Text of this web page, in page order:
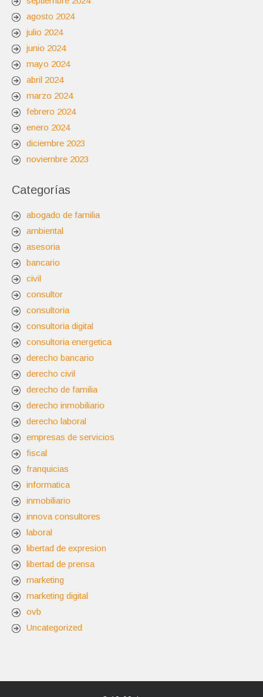
agosto 2024
julio 2024
junio 2024
mayo 2024
abril 2024
marzo 2024
febrero 2024
enero 2024
diciembre 2023
noviembre 2023
Categorías
abogado de familia
ambiental
asesoria
bancario
civil
consultor
consultoria
consultoria digital
consultoria energetica
derecho bancario
derecho civil
derecho de familia
derecho inmobiliario
derecho laboral
empresas de servicios
fiscal
franquicias
informatica
inmobiliario
innova consultores
laboral
libertad de expresion
libertad de prensa
marketing
marketing digital
ovb
Uncategorized